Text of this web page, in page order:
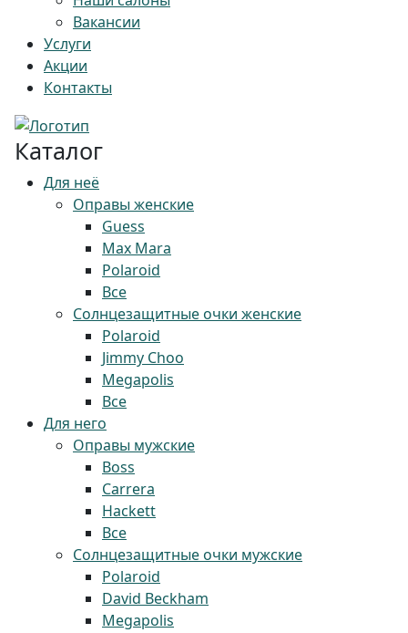
Вакансии
Услуги
Акции
Контакты
Каталог
Для неё
Оправы женские
Guess
Max Mara
Polaroid
Все
Солнцезащитные очки женские
Polaroid
Jimmy Choo
Megapolis
Все
Для него
Оправы мужские
Boss
Carrera
Hackett
Все
Солнцезащитные очки мужские
Polaroid
David Beckham
Megapolis